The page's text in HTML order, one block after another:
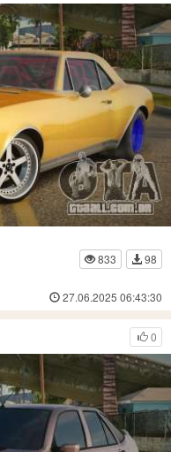
833
98
27.06.2025 06:43:30
0